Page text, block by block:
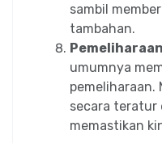
sambil
tambahan.
umumnya
pemeliharaan.
secara teratur
memastikan